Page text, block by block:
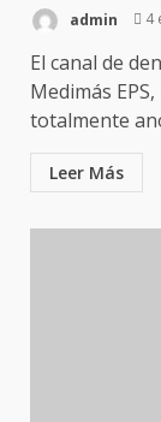
admin 4
El canal de
Medimás
totalmente
Leer Más